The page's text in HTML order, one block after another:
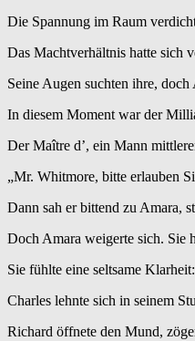
Die Spannung im Raum
Das Machtverhältnis hatte sich
Seine Augen suchten ihre,
In diesem Moment war der
Der Maître d’, ein Mann
„Mr. Whitmore, bitte erlauben
Dann sah er bittend zu Amara,
Doch Amara weigerte sich. Sie
Sie fühlte eine seltsame
Charles lehnte sich in seinem
Richard öffnete den Mund,